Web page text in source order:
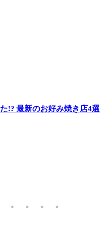
!? 最新のお好み焼き店4選